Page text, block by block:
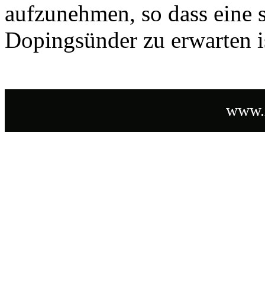
aufzunehmen, so dass
Dopingsünder zu erwarten